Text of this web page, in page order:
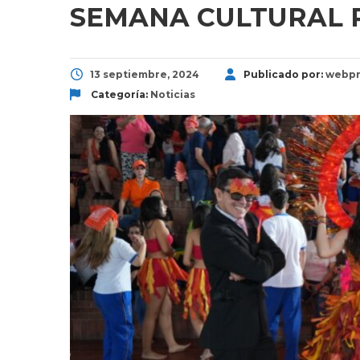
SEMANA CULTURAL
13 septiembre, 2024 Publicado por:
Categoría: Noticias